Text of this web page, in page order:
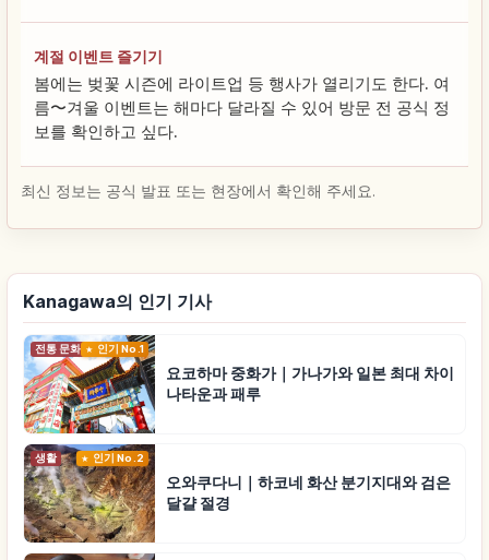
계절 이벤트 즐기기
봄에는 벚꽃 시즌에 라이트업 등 행사가 열리기도 한다. 여
름〜겨울 이벤트는 해마다 달라질 수 있어 방문 전 공식 정
보를 확인하고 싶다.
최신 정보는 공식 발표 또는 현장에서 확인해 주세요.
Kanagawa의 인기 기사
전통 문화 인기 No.1
요코하마 중화가｜가나가와 일본 최대 차이
나타운과 패루
생활 인기 No.2
오와쿠다니｜하코네 화산 분기지대와 검은
달걀 절경